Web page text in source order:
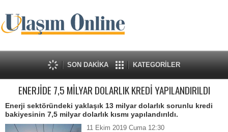
SON DAKİKA KATEGORİLER
ENERJİDE 7,5 MİLYAR DOLARLIK KREDİ YAPILANDIRILDI
Enerji sektöründeki yaklaşık 13 milyar dolarlık sorunlu kredi
bakiyesinin 7,5 milyar dolarlık kısmı yapılandırıldı.
11 Ekim 2019 Cuma 12:30